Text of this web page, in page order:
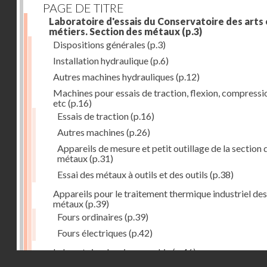
PAGE DE TITRE
Laboratoire d'essais du Conservatoire des arts
métiers. Section des métaux (p.3)
Dispositions générales (p.3)
Installation hydraulique(p.6)
Autres machines hydrauliques (p.12)
Machines pour essais de traction, flexion,
etc (p.16)
Essais de traction(p.16)
Autres machines (p.26)
Appareils de mesure et petit outillage de la section
métaux(p.31)
Essai des métaux à outils et des outils (p.38)
Appareils pour le traitement thermique industriel des
métaux(p.39)
Fours ordinaires (p.39)
Fours électriques (p.42)
Laboratoire de micrographie(p.46)